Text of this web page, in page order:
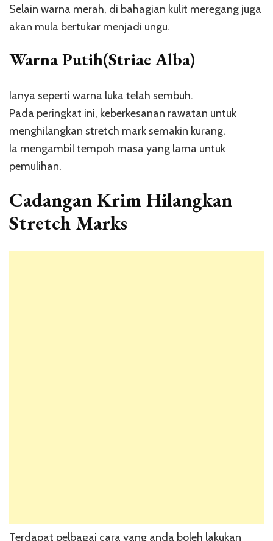
Selain warna merah, di bahagian kulit meregang juga
akan mula bertukar menjadi ungu.
Warna Putih(Striae Alba)
Ianya seperti warna luka telah sembuh.
Pada peringkat ini, keberkesanan rawatan untuk
menghilangkan stretch mark semakin kurang.
Ia mengambil tempoh masa yang lama untuk
pemulihan.
Cadangan Krim Hilangkan
Stretch Marks
Terdapat pelbagai cara yang anda boleh lakukan